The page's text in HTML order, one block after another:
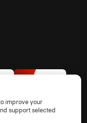
improve your
support selected